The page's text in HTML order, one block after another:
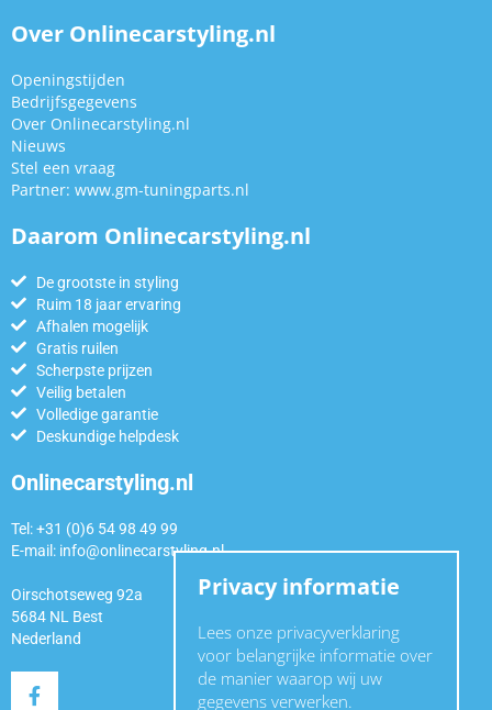
Over Onlinecarstyling.nl
Openingstijden
Bedrijfsgegevens
Over Onlinecarstyling.nl
Nieuws
Stel een vraag
Partner: www.gm-tuningparts.nl
Daarom Onlinecarstyling.nl
De grootste in styling
Ruim 18 jaar ervaring
Afhalen mogelijk
Gratis ruilen
Scherpste prijzen
Veilig betalen
Volledige garantie
Deskundige helpdesk
Onlinecarstyling.nl
Tel: +31 (0)6 54 98 49 99
E-mail: info@onlinecarstyling.nl
Oirschotseweg 92a
5684 NL Best
Nederland
Privacy informatie
Lees onze privacyverklaring
voor belangrijke informatie over
de manier waarop wij uw
gegevens verwerken.